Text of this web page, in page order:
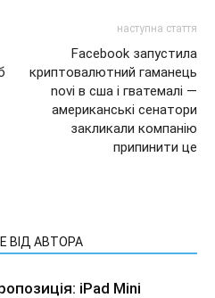
наступна стаття
Facebook запустила
криптовалютний гаманець
novi в сша і гватемалі —
американські сенатори
закликали компанію
припинити це
ВІД АВТОРА
iPad Mini